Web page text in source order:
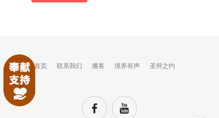
首页 联系我们 播客 境界有声 圣辩之约